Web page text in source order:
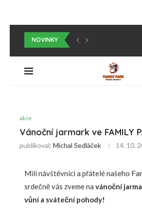
NOVINKY
POZVÁNKA PRO ŠKOLY A ŠKOLKY
POZVÁNKA NA OTEVŘENÍ ZOO PARKU
ČESKOSKALICKÝ DĚTSKÝ DEN
NABÍZÍME ZAPŮJČENÍ COOL KOSTÝMŮ
ZAHÁJILI JSME PRODEJ ZÁŽITKOVÝCH
VÁNOČNÍ JARMARK VE FAMILY PARKU
ČESKOSKALICKÝ DĚTSKÝ DEN
VELIKONOČNÍ JARMARK
MĚNÍME SE NA FAMILYPARK
HEJTMAN KRÁLOVEHRADECKÉHO KRAJE
SOUTĚŽ PRO DĚTI O CENY
akce
Vánoční jarmark ve FAMILY
publikoval: Michal Sedláček 14. 10.
Milí návštěvníci a přátelé našeho
srdečně vás zveme na vánoční
vůní a sváteční pohody!